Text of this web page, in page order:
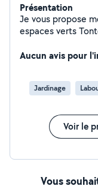
Présentation
Je vous propose
espaces verts
karcher etc Aide au
Aucun avis pour
Jardinage
Voir le
Vous